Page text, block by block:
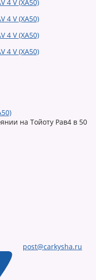
на Тойоту Рав4 в 50
post@carkysha.ru